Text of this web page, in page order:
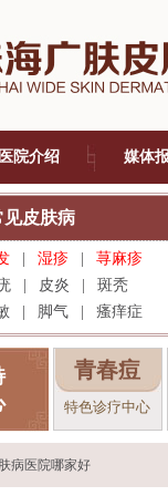
医院介绍 媒体
见皮肤病
湿疹
荨麻疹
皮炎
斑秃
脚气 瘙痒症
青春痘
特色诊疗中心
病医院哪家好